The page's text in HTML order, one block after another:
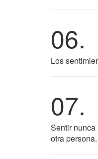
06.
Los
07.
Sentir nunca
otra persona.